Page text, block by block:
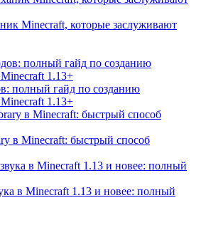
Minecraft, которые заслуживают
полный гайд по созданию
1.13+
в Minecraft: быстрый способ
в Minecraft 1.13 и новее: полный